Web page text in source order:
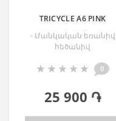
TRICYCLE A6 PINK
- Մանկական եռանիվ
հեծանիվ
0
25 900 ֏